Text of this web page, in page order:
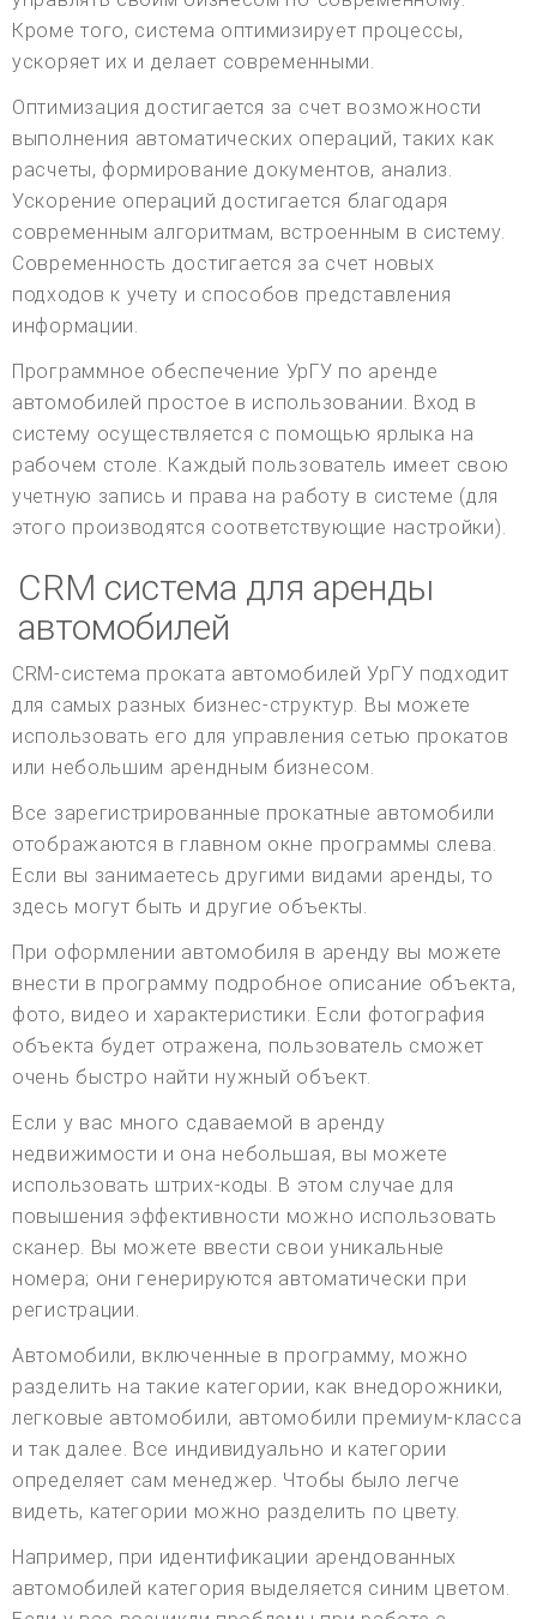
Кроме того, система оптимизирует процессы,
ускоряет их и делает современными.
Оптимизация достигается за счет возможности
выполнения автоматических операций, таких как
расчеты, формирование документов, анализ.
Ускорение операций достигается благодаря
современным алгоритмам, встроенным в систему.
Современность достигается за счет новых
подходов к учету и способов представления
информации.
Программное обеспечение УрГУ по аренде
автомобилей простое в использовании. Вход в
систему осуществляется с помощью ярлыка на
рабочем столе. Каждый пользователь имеет свою
учетную запись и права на работу в системе (для
этого производятся соответствующие настройки).
CRM система для аренды
автомобилей
CRM-система проката автомобилей УрГУ подходит
для самых разных бизнес-структур. Вы можете
использовать его для управления сетью прокатов
или небольшим арендным бизнесом.
Все зарегистрированные прокатные автомобили
отображаются в главном окне программы слева.
Если вы занимаетесь другими видами аренды, то
здесь могут быть и другие объекты.
При оформлении автомобиля в аренду вы можете
внести в программу подробное описание объекта,
фото, видео и характеристики. Если фотография
объекта будет отражена, пользователь сможет
очень быстро найти нужный объект.
Если у вас много сдаваемой в аренду
недвижимости и она небольшая, вы можете
использовать штрих-коды. В этом случае для
повышения эффективности можно использовать
сканер. Вы можете ввести свои уникальные
номера; они генерируются автоматически при
регистрации.
Автомобили, включенные в программу, можно
разделить на такие категории, как внедорожники,
легковые автомобили, автомобили премиум-класса
и так далее. Все индивидуально и категории
определяет сам менеджер. Чтобы было легче
видеть, категории можно разделить по цвету.
Например, при идентификации арендованных
автомобилей категория выделяется синим цветом.